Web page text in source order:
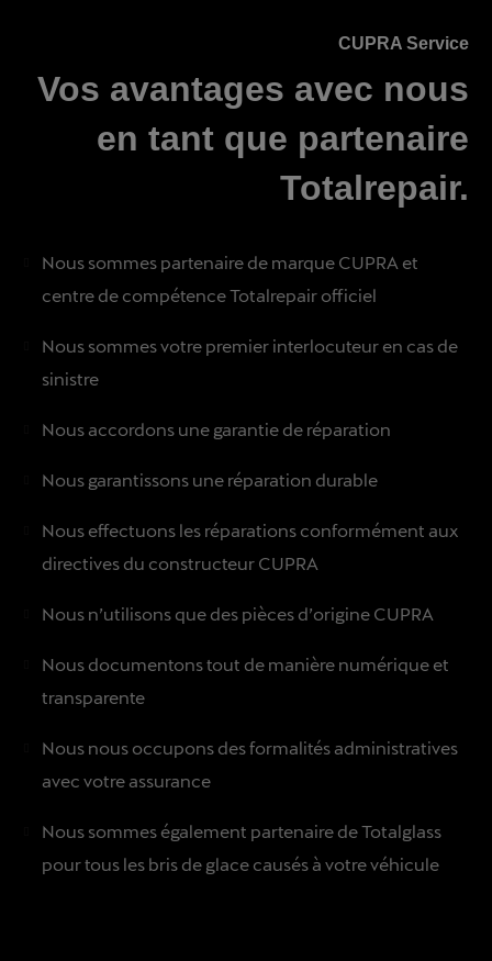
CUPRA Service
Vos avantages avec nous
en tant que partenaire
Totalrepair.
Nous sommes partenaire de marque CUPRA et
centre de compétence Totalrepair officiel
Nous sommes votre premier interlocuteur en cas de
sinistre
Nous accordons une garantie de réparation
Nous garantissons une réparation durable
Nous effectuons les réparations conformément aux
directives du constructeur CUPRA
Nous n’utilisons que des pièces d’origine CUPRA
Nous documentons tout de manière numérique et
transparente
Nous nous occupons des formalités administratives
avec votre assurance
Nous sommes également partenaire de Totalglass
pour tous les bris de glace causés à votre véhicule